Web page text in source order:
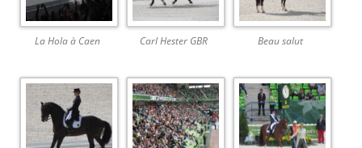
La Hola à Caen Carl Hester GBR Beau salut